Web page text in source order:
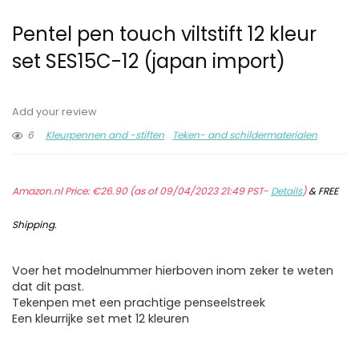
Pentel pen touch viltstift 12 kleur
set SES15C-12 (japan import)
Add your review
6
Kleurpennen and -stiften Teken- and schildermaterialen
Amazon.nl Price:€26.90(as of 09/04/2023 21:49 PST- Details)&FREE
Shipping.
Voer het modelnummer hierboven inom zeker te weten
dat dit past.
Tekenpen met een prachtige penseelstreek
Een kleurrijke set met 12 kleuren